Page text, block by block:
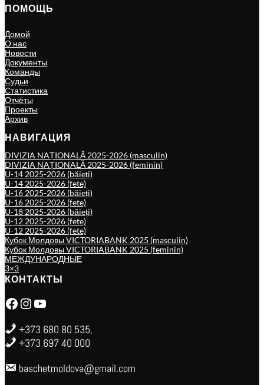
ПОМОЩЬ
Домой
О нас
Новости
Документы
Команды
Судьи
Статистика
Отчёты
Проекты
Архив
НАВИГАЦИЯ
DIVIZIA NAȚIONALĂ 2025-2026 (masculin)
DIVIZIA NAȚIONALĂ 2025-2026 (feminin)
U-14 2025-2026 (băieți)
U-14 2025-2026 (fete)
U-16 2025-2026 (băieți)
U-16 2025-2026 (fete)
U-18 2025-2026 (băieți)
U-12 2025-2026 (fete)
U-12 2025-2026 (fete)
Кубок Молдовы VICTORIABANK 2025 (masculin)
Кубок Молдовы VICTORIABANK 2025 (feminin)
МЕЖДУНАРОДНЫЕ
3×3
КОНТАКТЫ
Facebook Instagram YouTube
+373 680 80 535,
+373 697 40 000
baschetmoldova@gmail.com